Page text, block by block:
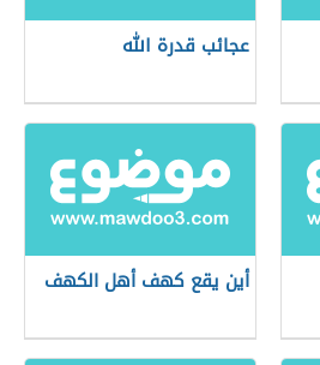
عجائب قدرة الله
أين يقع كهف أهل الكهف